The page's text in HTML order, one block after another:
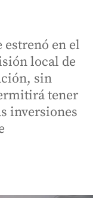
estrenó en el
local de
sin
tener
inversiones